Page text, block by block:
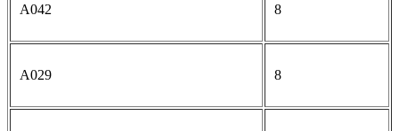
A042 8
A029 8